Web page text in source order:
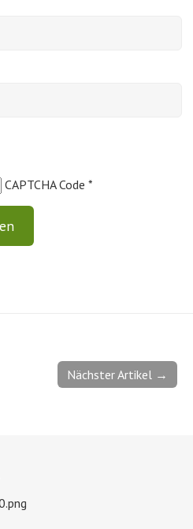
CAPTCHA Code *
Nächster Artikel →